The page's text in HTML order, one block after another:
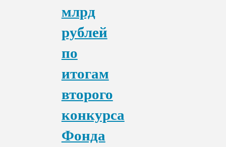
млрд
рублей
по
итогам
второго
конкурса
Фонда